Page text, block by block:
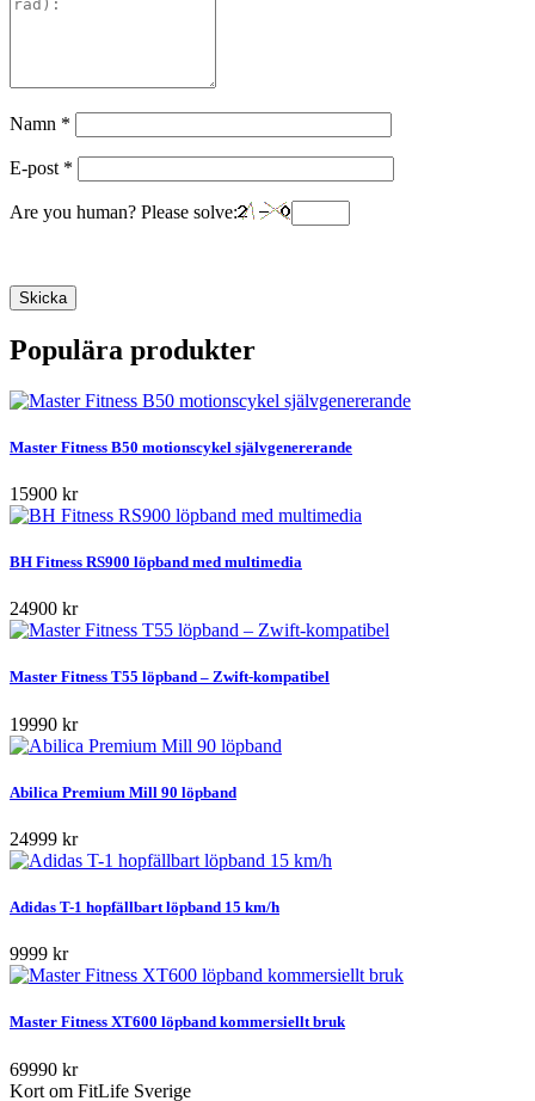
Namn *
E-post *
Are you human? Please solve:
Populära produkter
Master Fitness B50 motionscykel självgenererande
15900 kr
BH Fitness RS900 löpband med multimedia
24900 kr
Master Fitness T55 löpband – Zwift-kompatibel
19990 kr
Abilica Premium Mill 90 löpband
24999 kr
Adidas T-1 hopfällbart löpband 15 km/h
9999 kr
Master Fitness XT600 löpband kommersiellt bruk
69990 kr
Kort om FitLife Sverige